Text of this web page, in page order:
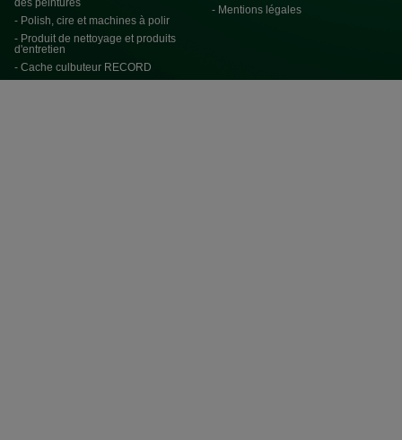
des peintures
- Polish, cire et machines à polir
- Produit de nettoyage et produits
d'entretien
- Cache culbuteur RECORD
- Mentions légales